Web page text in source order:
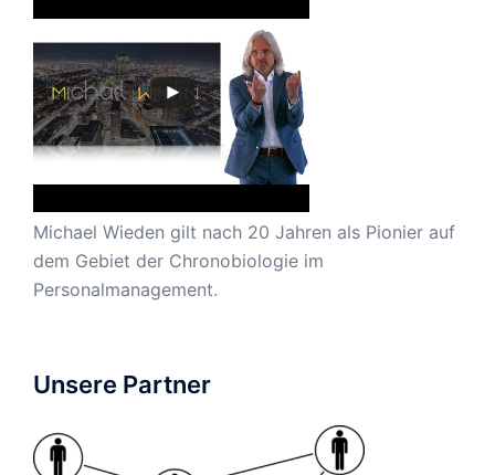
Michael Wieden gilt nach 20 Jahren als Pionier auf
dem Gebiet der Chronobiologie im
Personalmanagement.
Unsere Partner